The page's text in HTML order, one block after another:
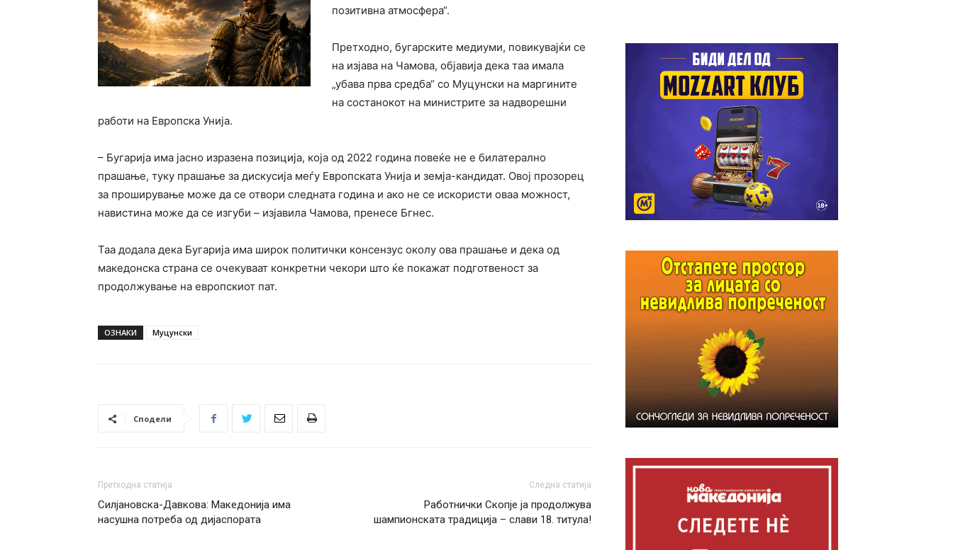
позитивна атмосфера“.
Претходно, бугарските медиуми, повикувајќи се
на изјава на Чамова, објавија дека таа имала
„убава прва средба“ со Муцунски на маргините
на состанокот на министрите за надворешни
работи на Европска Унија.
– Бугарија има јасно изразена позиција, која од 2022 година повеќе не е билатерално
прашање, туку прашање за дискусија меѓу Европската Унија и земја-кандидат. Овој прозорец
за проширување може да се отвори следната година и ако не се искористи оваа можност,
навистина може да се изгуби – изјавила Чамова, пренесе Бгнес.
Таа додала дека Бугарија има широк политички консензус околу ова прашање и дека од
македонска страна се очекуваат конкретни чекори што ќе покажат подготвеност за
продолжување на европскиот пат.
ОЗНАКИ Муцунски
Сподели
Претходна статија
Силјановска-Давкова: Македонија има
насушна потреба од дијаспората
Следна статија
Работнички Скопје ја продолжува
шампионската традиција – слави 18. титула!